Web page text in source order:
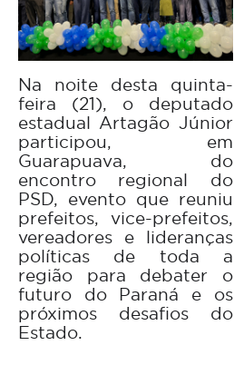
Na noite desta quinta-
feira (21), o deputado
estadual Artagão Júnior
participou, em
Guarapuava, do
encontro regional do
PSD, evento que reuniu
prefeitos, vice-prefeitos,
vereadores e lideranças
políticas de toda a
região para debater o
futuro do Paraná e os
próximos desafios do
Estado.